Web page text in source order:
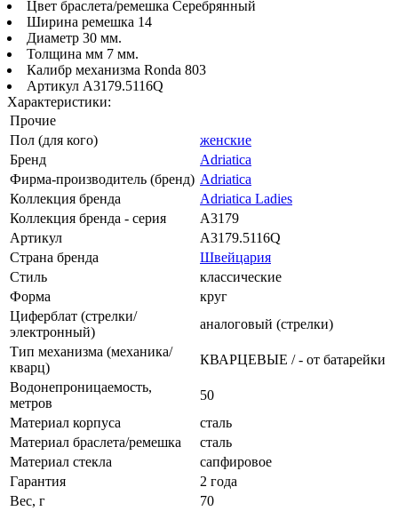
Цвет браслета/ремешка Серебрянный
Ширина ремешка 14
Диаметр 30 мм.
Толщина мм 7 мм.
Калибр механизма Ronda 803
Артикул A3179.5116Q
Характеристики:
Прочие
Пол (для кого)
женские
Бренд
Adriatica
Фирма-производитель (бренд) Adriatica
Коллекция бренда
Adriatica Ladies
Коллекция бренда - серия
A3179
Артикул
A3179.5116Q
Страна бренда
Швейцария
Стиль
классические
Форма
круг
Циферблат (стрелки/
электронный)
аналоговый (стрелки)
Тип механизма (механика/
кварц)
КВАРЦЕВЫЕ / - от батарейки
Водонепроницаемость,
метров
50
Материал корпуса
сталь
Материал браслета/ремешка
сталь
Материал стекла
сапфировое
Гарантия
2 года
Вес, г
70